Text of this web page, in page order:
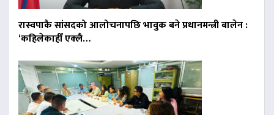
रास्वपाकै सांसदको आलोचनापछि भावुक बने प्रधानमन्त्री बालेन :
‘कहिलेकाहीँ एक्लै…